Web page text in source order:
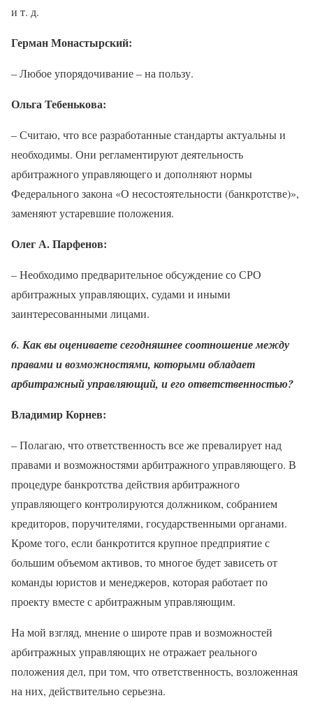
и т. д.
Герман Монастырский:
– Любое упорядочивание – на пользу.
Ольга Тебенькова:
– Считаю, что все разработанные стандарты актуальны и
необходимы. Они регламентируют деятельность
арбитражного управляющего и дополняют нормы
Федерального закона «О несостоятельности (банкротстве)»,
заменяют устаревшие положения.
Олег А. Парфенов:
– Необходимо предварительное обсуждение со СРО
арбитражных управляющих, судами и иными
заинтересованными лицами.
6. Как вы оцениваете сегодняшнее соотношение между
правами и возможностями, которыми обладает
арбитражный управляющий, и его ответственностью?
Владимир Корнев:
– Полагаю, что ответственность все же превалирует над
правами и возможностями арбитражного управляющего. В
процедуре банкротства действия арбитражного
управляющего контролируются должником, собранием
кредиторов, поручителями, государственными органами.
Кроме того, если банкротится крупное предприятие с
большим объемом активов, то многое будет зависеть от
команды юристов и менеджеров, которая работает по
проекту вместе с арбитражным управляющим.
На мой взгляд, мнение о широте прав и возможностей
арбитражных управляющих не отражает реального
положения дел, при том, что ответственность, возложенная
на них, действительно серьезна.